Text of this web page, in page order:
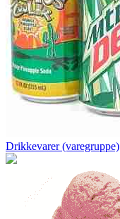
Drikkevarer (varegruppe)